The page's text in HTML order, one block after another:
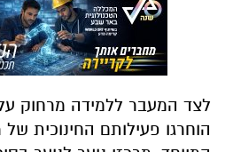
לצד המעבר ללמידה מרחוק
הוחרגו פעילותם החינוכית של